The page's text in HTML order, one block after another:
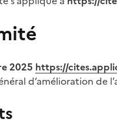
2025 https://
d’amélioration de